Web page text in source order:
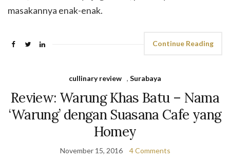
masakannya enak-enak.
Continue Reading
cullinary review , Surabaya
Review: Warung Khas Batu – Nama
‘Warung’ dengan Suasana Cafe yang
Homey
November 15, 2016 4 Comments